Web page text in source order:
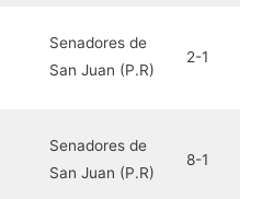
Senadores de
San Juan (P.R)
2-1
Senadores de
San Juan (P.R)
8-1